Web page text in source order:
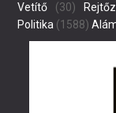
Vetítő (30)
Politika (1588)